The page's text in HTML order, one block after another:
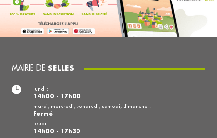
MAIRIE DE SELLES
lundi :
14h00 - 17h00
mardi, mercredi, vendredi, samedi, dimanche :
Fermé
jeudi :
14h00 - 17h30